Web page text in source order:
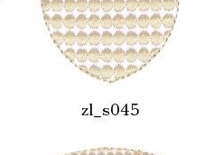
zl_s045